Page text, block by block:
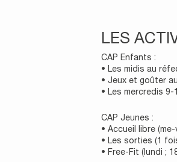
LES
CAP Enfants :
• Les midis au
• Jeux et goûter
• Les mercredis 9-
CAP Jeunes :
• Accueil libre
• Les sorties (1
• Free-Fit (lundi ;